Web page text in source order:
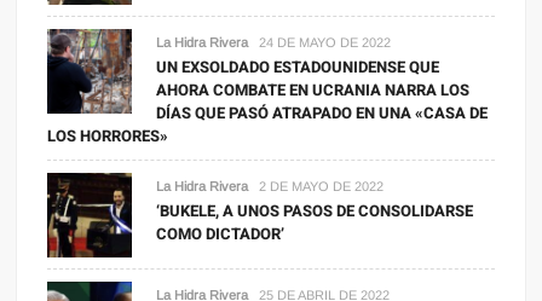
La Hidra Rivera 24 DE MAYO DE 2022
UN EXSOLDADO ESTADOUNIDENSE QUE
AHORA COMBATE EN UCRANIA NARRA LOS
DÍAS QUE PASÓ ATRAPADO EN UNA «CASA DE
LOS HORRORES»
La Hidra Rivera 2 DE MAYO DE 2022
‘BUKELE, A UNOS PASOS DE CONSOLIDARSE
COMO DICTADOR’
La Hidra Rivera 25 DE ABRIL DE 2022